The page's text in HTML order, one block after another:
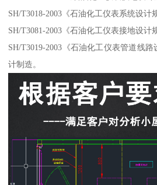
SH/T3018-2003《石油化工仪表系统设计
SH/T3081-2003《石油化工仪表接地设计
SH/T3019-2003《石油化工仪表管道线
计制造。